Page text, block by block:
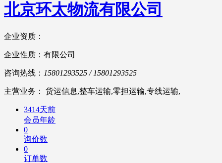
北京环太物流有限公司
企业资质：
企业性质：有限公司
咨询热线： 15801293525 / 15801293525
主营业务： 货运信息,整车运输,零担运输,专线运输,
3414天前
会员年龄
0
询价数
0
订单数